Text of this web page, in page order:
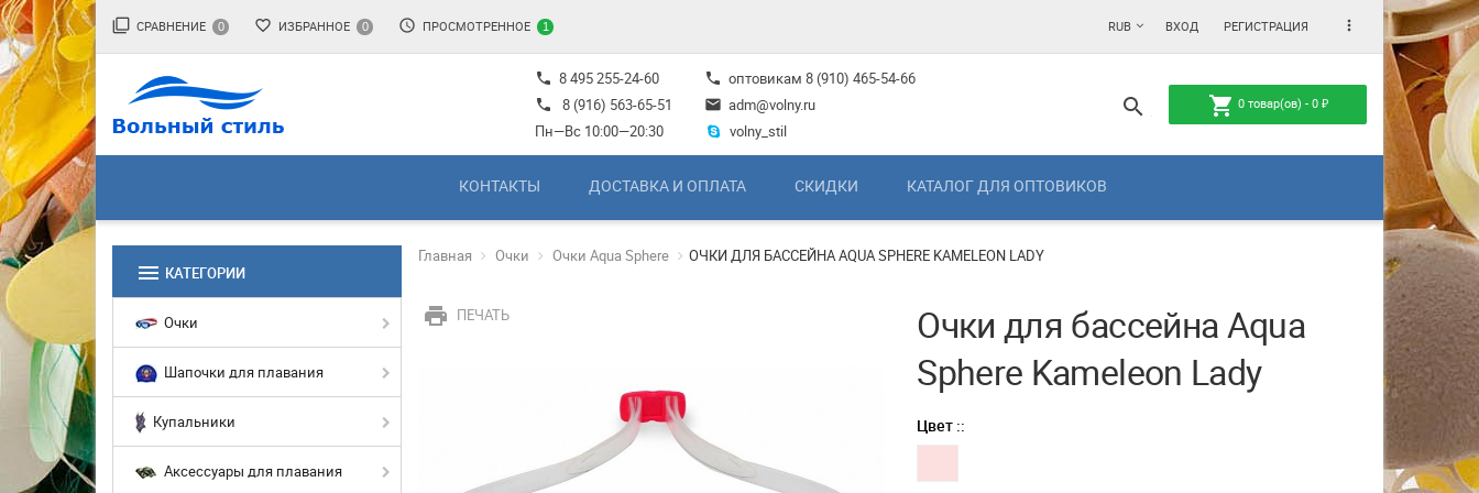
filter_none СРАВНЕНИЕ 0 favorite_border ИЗБРАННОЕ 0 access_time ПРОСМОТРЕННОЕ 1 RUB ВХОД РЕГИСТРАЦИЯ more_vert
phone 8 495 255-24-60
phone
8 (916) 563-65-51
Пн—Вс 10:00—20:30
phone оптовикам 8 (910) 465-54-66
mail adm@volny.ru
volny_stil
search shopping_cart 0товар(ов) - 0 ₽
КОНТАКТЫ ДОСТАВКА И ОПЛАТА СКИДКИ КАТАЛОГ ДЛЯ ОПТОВИКОВ
menu КАТЕГОРИИ
Очки
Шапочки для плавания
Купальники
Аксессуары для плавания
Главная Очки Очки Aqua Sphere ОЧКИ ДЛЯ БАССЕЙНА AQUA SPHERE KAMELEON LADY
print ПЕЧАТЬ
Очки для бассейна Aqua
Sphere Kameleon Lady
Цвет ::